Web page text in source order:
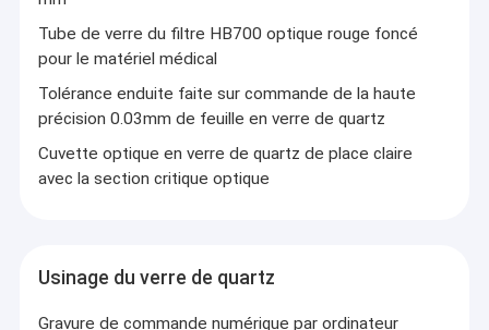
Tube de verre du filtre HB700 optique rouge foncé
pour le matériel médical
Tolérance enduite faite sur commande de la haute
précision 0.03mm de feuille en verre de quartz
Cuvette optique en verre de quartz de place claire
avec la section critique optique
Usinage du verre de quartz
Gravure de commande numérique par ordinateur